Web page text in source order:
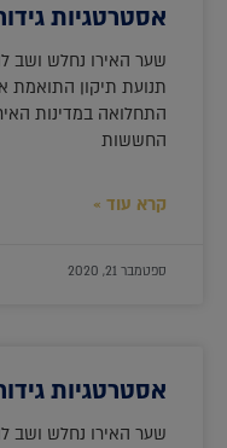
אסטרטגיות
תנועת תיקון התואמת
התחלואה במדינות
החששות
קרא עוד »
ספטמבר 21, 2020
אסטרטגיות